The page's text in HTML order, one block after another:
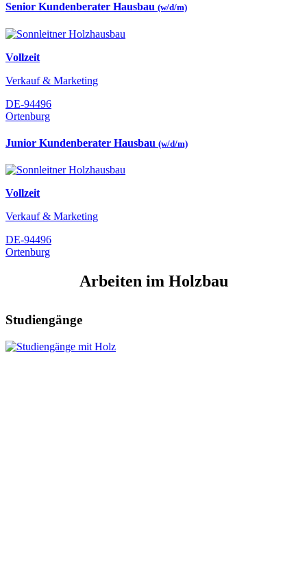
Senior Kundenberater Hausbau (w/d/m)
Vollzeit
Verkauf & Marketing
DE-94496
Ortenburg
Junior Kundenberater Hausbau (w/d/m)
Vollzeit
Verkauf & Marketing
DE-94496
Ortenburg
Arbeiten im Holzbau
Studiengänge